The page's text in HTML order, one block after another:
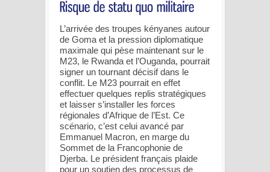
L’arrivée des troupes kényanes autour
de Goma et la pression diplomatique
maximale qui pèse maintenant sur le
M23, le Rwanda et l’Ouganda, pourrait
signer un tournant décisif dans le
conflit. Le M23 pourrait en effet
effectuer quelques replis stratégiques
et laisser s’installer les forces
régionales d’Afrique de l’Est. Ce
scénario, c’est celui avancé par
Emmanuel Macron, en marge du
Sommet de la Francophonie de
Djerba. Le président français plaide
pour un soutien des processus de